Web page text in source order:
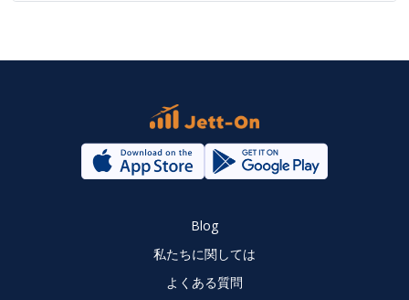
Blog
私たちに関しては
よくある質問